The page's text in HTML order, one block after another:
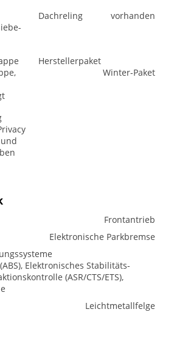
Dachreling vorhanden
Herstellerpaket
Winter-Paket
Frontantrieb
Elektronische Parkbremse
Elektronisches Stabilitäts-
(ASR/CTS/ETS),
Leichtmetallfelge